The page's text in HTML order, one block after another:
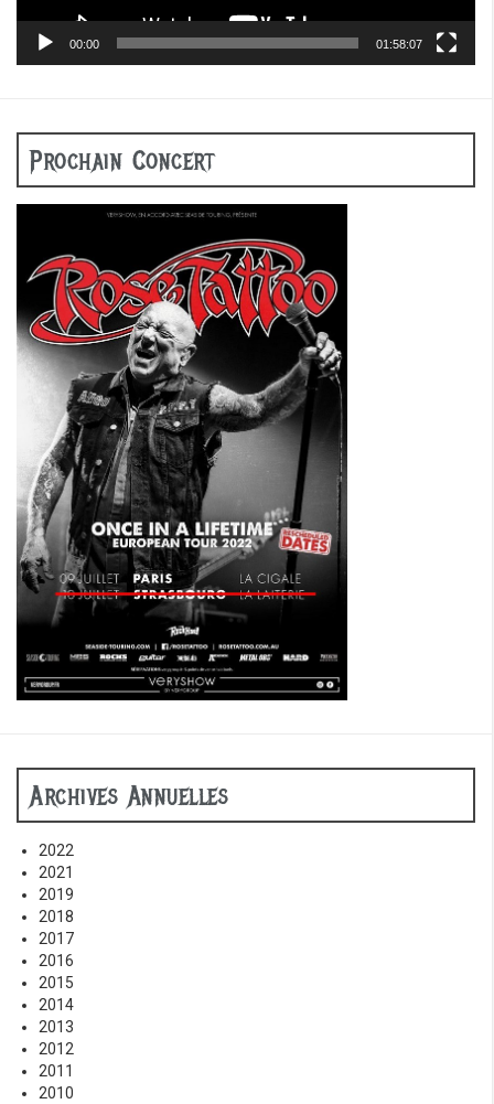
00:00 01:58:07
Prochain Concert
Archives Annuelles
2022
2021
2019
2018
2017
2016
2015
2014
2013
2012
2011
2010